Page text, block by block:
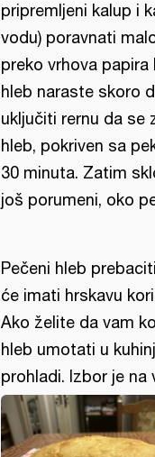
pripremljeni kalup i
vodu) poravnati
preko vrhova
hleb naraste skoro
uključiti rernu da se
hleb, pokriven sa
30 minuta. Zatim
još porumeni, oko
Pečeni hleb
će imati hrskavu
Ako želite da vam
hleb umotati u
prohladi. Izbor je na